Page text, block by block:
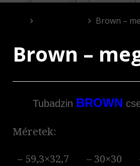
Brown –
Brown –
Tubadzin BROWN
Méretek:
– 59,3×32,7 – 30×30